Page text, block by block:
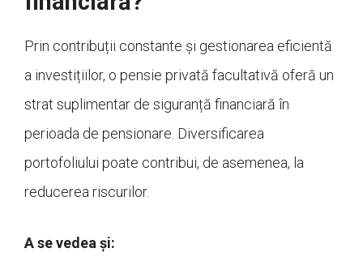
Prin contribuții constante și gestionarea eficientă
a investițiilor, o pensie privată facultativă oferă un
strat suplimentar de siguranță financiară în
perioada de pensionare. Diversificarea
portofoliului poate contribui, de asemenea, la
reducerea riscurilor.
A se vedea și: